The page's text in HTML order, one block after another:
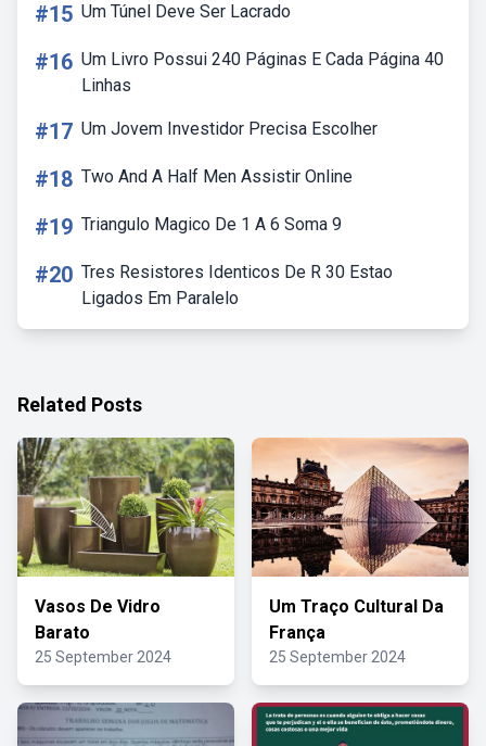
#15 Um Túnel Deve Ser Lacrado
#16 Um Livro Possui 240 Páginas E Cada Página 40
Linhas
#17 Um Jovem Investidor Precisa Escolher
#18 Two And A Half Men Assistir Online
#19 Triangulo Magico De 1 A 6 Soma 9
#20 Tres Resistores Identicos De R 30 Estao
Ligados Em Paralelo
Related Posts
Vasos De Vidro
Barato
25 September 2024
Um Traço Cultural Da
França
25 September 2024